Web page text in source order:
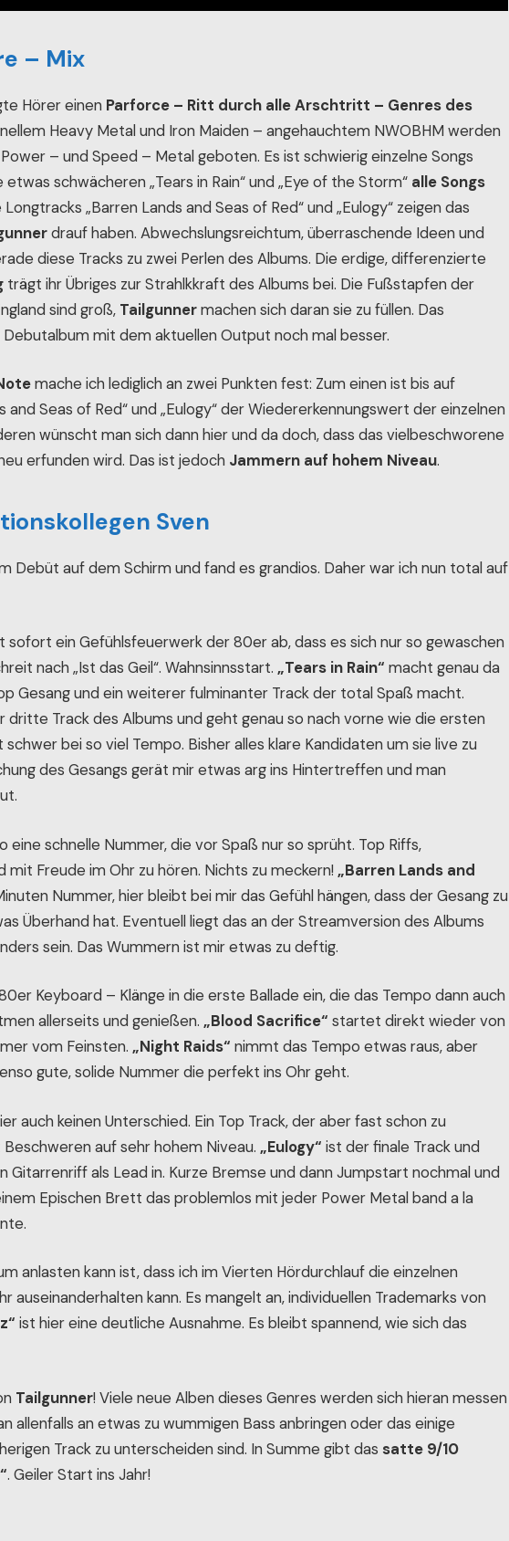
– Mix
Hörer einen Parforce – Ritt durch alle Arschtritt – Genres des
Heavy Metal und Iron Maiden – angehauchtem NWOBHM werden
– und Speed – Metal geboten. Es ist schwierig einzelne Songs
schwächeren „Tears in Rain“ und „Eye of the Storm“ alle Songs
„Barren Lands and Seas of Red“ und „Eulogy“ zeigen das
drauf haben. Abwechslungsreichtum, überraschende Ideen und
diese Tracks zu zwei Perlen des Albums. Die erdige, differenzierte
trägt ihr Übriges zur Strahlkkraft des Albums bei. Die Fußstapfen der
sind groß, Tailgunnermachen sich daran sie zu füllen. Das
mit dem aktuellen Output noch mal besser.
mache ich lediglich an zwei Punkten fest: Zum einen ist bis auf
and Seas of Red“ und „Eulogy“ der Wiedererkennungswert der einzelnen
wünscht man sich dann hier und da doch, dass das vielbeschworene
erfunden wird. Das ist jedoch Jammern auf hohem Niveau.
Sven
Debüt auf dem Schirm und fand es grandios. Daher war ich nun total auf
ein Gefühlsfeuerwerk der 80er ab, dass es sich nur so gewaschen
nach „Ist das Geil“. Wahnsinnsstart.„Tears in Rain“ macht genau da
Gesang und ein weiterer fulminanter Track der total Spaß macht.
dritte Track des Albums und geht genau so nach vorne wie die ersten
bei so viel Tempo. Bisher alles klare Kandidaten um sie live zu
des Gesangs gerät mir etwas arg ins Hintertreffen und man
eine schnelle Nummer, die vor Spaß nur so sprüht. Top Riffs,
Freude im Ohr zu hören. Nichts zu meckern! „Barren Lands and
Nummer, hier bleibt bei mir das Gefühl hängen, dass der Gesang zu
Überhand hat. Eventuell liegt das an der Streamversion des Albums
sein. Das Wummern ist mir etwas zu deftig.
Keyboard – Klänge in die erste Ballade ein, die das Tempo dann auch
allerseits und genießen.„Blood Sacrifice“ startet direkt wieder von
vom Feinsten.„Night Raids“ nimmt das Tempo etwas raus, aber
gute, solide Nummer die perfekt ins Ohr geht.
auch keinen Unterschied. Ein Top Track, der aber fast schon zu
auf sehr hohem Niveau. „Eulogy“ ist der finale Track und
als Lead in. Kurze Bremse und dann Jumpstart nochmal und
Epischen Brett das problemlos mit jeder Power Metal band a la
anlasten kann ist, dass ich im Vierten Hördurchlauf die einzelnen
auseinanderhalten kann. Es mangelt an, individuellen Trademarks von
ist hier eine deutliche Ausnahme. Es bleibt spannend, wie sich das
Tailgunner! Viele neue Alben dieses Genres werden sich hieran messen
allenfalls an etwas zu wummigen Bass anbringen oder das einige
Track zu unterscheiden sind. In Summe gibt das satte 9/10
. Geiler Start ins Jahr!